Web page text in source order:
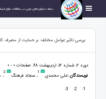
مجله دستاوردهای نوین در مطالعات علوم
بررسی تاثیر عوامل مختلف بر حمایت از مصرف
دوره 2، شماره 12، اردیبهشت 98، صفحات 0 - 0
نویسندگان :علی محمدی 1، سجاد فرهنگ 2،
1
-
2
-
3
-